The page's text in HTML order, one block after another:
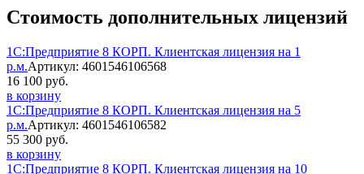
Стоимость дополнительных лицензий
1С:Предприятие 8 КОРП. Клиентская лицензия на 1
р.м.Артикул: 4601546106568
16 100 руб.
в корзину
1С:Предприятие 8 КОРП. Клиентская лицензия на 5
р.м.Артикул: 4601546106582
55 300 руб.
в корзину
1С:Предприятие 8 КОРП. Клиентская лицензия на 10